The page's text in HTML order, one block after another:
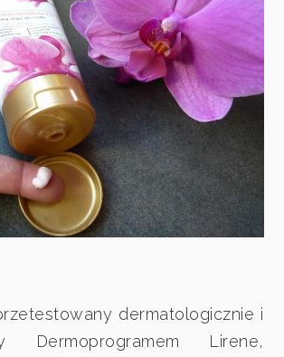
dermatologicznie i
Dermoprogramem Lirene,